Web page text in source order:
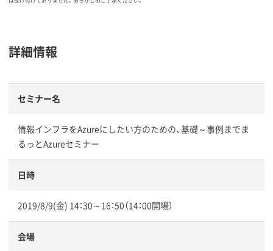
詳細情報
セミナー名
情報インフラをAzureにしたい方のための、基礎～事例までま
るっとAzureセミナー
日時
2019/8/9(金) 14：30～16：50（14：00開場）
会場